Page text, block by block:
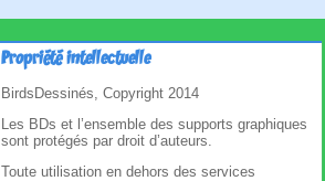
Propriété intellectuelle
BirdsDessinés, Copyright 2014
Les BDs et l’ensemble des supports graphiques
sont protégés par droit d’auteurs.
Toute utilisation en dehors des services